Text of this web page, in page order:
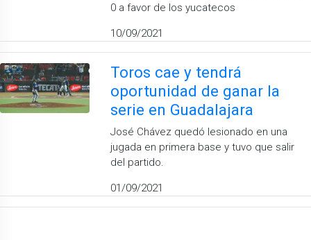
0 a favor de los yucatecos
10/09/2021
Toros cae y tendrá
oportunidad de ganar la
serie en Guadalajara
José Chávez quedó lesionado en una
jugada en primera base y tuvo que salir
del partido.
01/09/2021